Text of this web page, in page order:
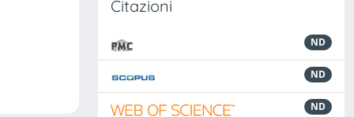
Citazioni
ND
ND
ND